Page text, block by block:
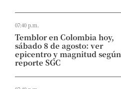
07:40 p.m.
Temblor en Colombia hoy,
sábado 8 de agosto: ver
epicentro y magnitud según
reporte SGC